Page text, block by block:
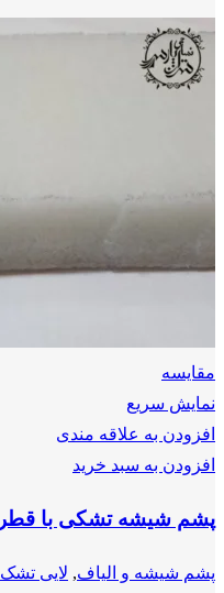
مقايسه
نمایش سریع
افزودن به علاقه مندی
افزودن به سبد خرید
پشم شیشه تشکی با قطر 5 سانتی سایز 80*185
پشم شیشه و الیاف, لایی تشک 10cm